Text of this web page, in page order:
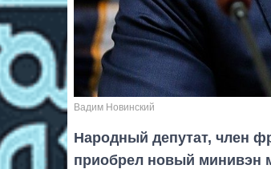
Вадим Новинский
Народный депутат, член
приобрел новый минивэн